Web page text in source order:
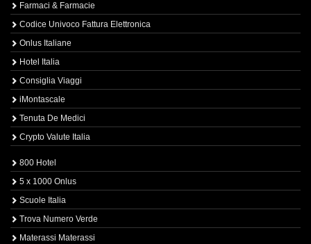
Farmaci & Farmacie
Codice Univoco Fattura Elettronica
Onlus Italiane
Hotel Italia
Consiglia Viaggi
iMontascale
Tenuta De Medici
Crypto Valute Italia
800 Hotel
5 x 1000 Onlus
Scuole Italia
Trova Numero Verde
Materassi Materassi